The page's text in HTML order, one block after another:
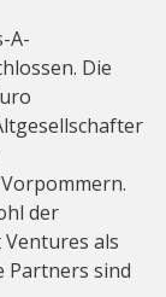
A-
Die
der
als
Partners sind